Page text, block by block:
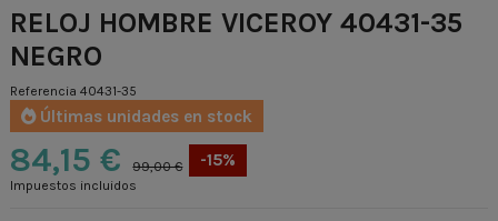
RELOJ HOMBRE VICEROY 40431-35
NEGRO
Referencia 40431-35
Últimas unidades en stock
84,15 € 99,00 € -15%
Impuestos incluidos